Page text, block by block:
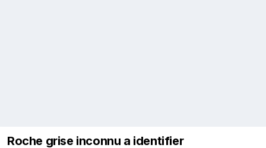
Roche grise inconnu a identifier